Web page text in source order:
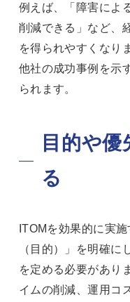
例えば、「障害によ
削減できる」など、
を得られやすくなり
他社の成功事例を示
られます。
目的や
る
ITOMを効果的に実
（目的）」を明確に
を定める必要があり
イムの削減、運用コ